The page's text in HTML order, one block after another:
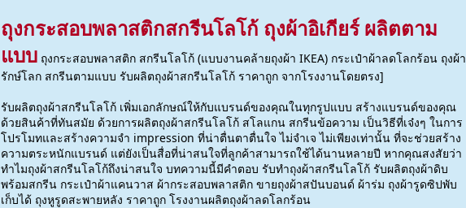
ถุงกระสอบพลาสติกสกรีนโลโก้ ถุงผ้าอิเกียร์ ผลิตตาม
แบบ ถุงกระสอบพลาสติก สกรีนโลโก้ (แบบงานคล้ายถุงผ้า IKEA) กระเป๋าผ้าลดโลกร้อน ถุงผ้า
รักษ์โลก สกรีนตามแบบ รับผลิตถุงผ้าสกรีนโลโก้ ราคาถูก จากโรงงานโดยตรง]
รับผลิตถุงผ้าสกรีนโลโก้ เพิ่มเอกลักษณ์ให้กับแบรนด์ของคุณในทุกรูปแบบ สร้างแบรนด์ของคุณ
ด้วยสินค้าที่ทันสมัย ด้วยการผลิตถุงผ้าสกรีนโลโก้ สโลแกน สกรีนข้อความ เป็นวิธีที่เจ๋งๆ ในการ
โปรโมทและสร้างความจำ impression ที่น่าตื่นตาตื่นใจ ไม่จำเจ ไม่เพียงเท่านั้น ที่จะช่วยสร้าง
ความตระหนักแบรนด์ แต่ยังเป็นสื่อที่น่าสนใจที่ลูกค้าสามารถใช้ได้นานหลายปี หากคุณสงสัยว่า
ทำไมถุงผ้าสกรีนโลโก้ถึงน่าสนใจ บทความนี้มีคำตอบ รับทำถุงผ้าสกรีนโลโก้ รับผลิตถุงผ้าดิบ
พร้อมสกรีน กระเป๋าผ้าแคนวาส ผ้ากระสอบพลาสติก ขายถุงผ้าสปันบอนด์ ผ้าร่ม ถุงผ้ารูดซิปพับ
เก็บได้ ถุงหูรูดสะพายหลัง ราคาถูก โรงงานผลิตถุงผ้าลดโลกร้อน